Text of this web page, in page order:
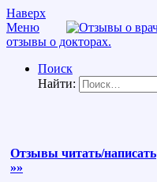
Наверх
Меню
отзывы о докторах.
Поиск
Найти:
Отзывы читать/написать
»»